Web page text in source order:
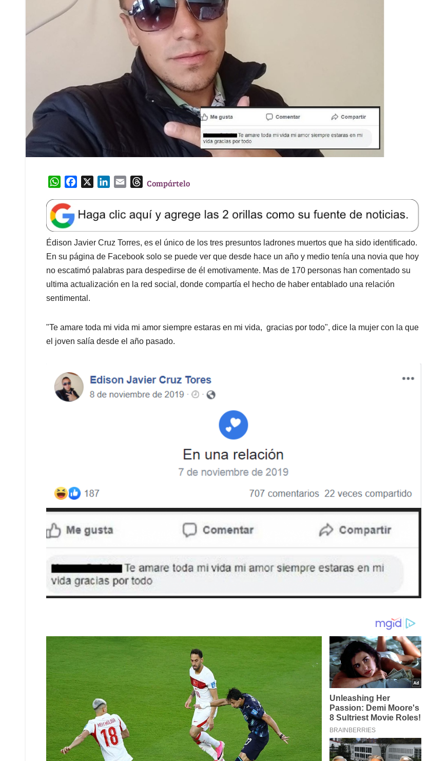
W
a
t
s
A
p
p
e
b
o
o
k
k
e
d
I
n
l
T
e
a
d
s
Compártelo
Édison Javier Cruz Torres, es el único de los tres presuntos ladrones muertos que ha sido identificado.
En su página de Facebook solo se puede ver que desde hace un año y medio tenía una novia que hoy
no escatimó palabras para despedirse de él emotivamente. Mas de 170 personas han comentado su
ultima actualización en la red social, donde compartía el hecho de haber entablado una relación
sentimental.
"Te amare toda mi vida mi amor siempre estaras en mi vida, gracias por todo", dice la mujer con la que
el joven salía desde el año pasado.